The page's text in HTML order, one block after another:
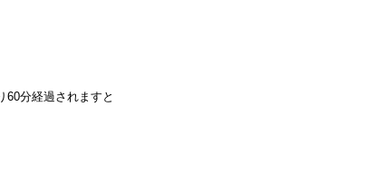
分経過されますと